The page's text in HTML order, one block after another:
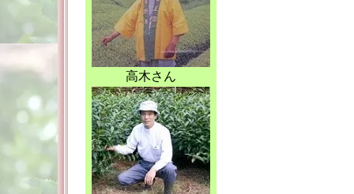
高木さん